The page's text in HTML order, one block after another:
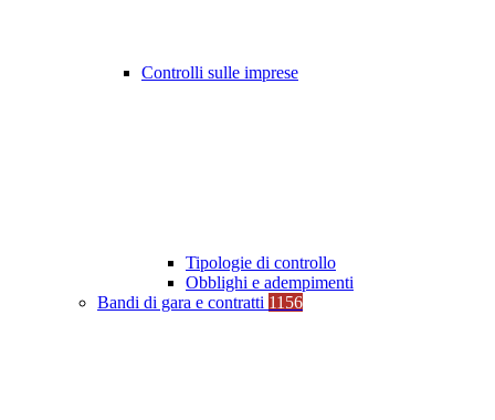
Controlli sulle imprese
Tipologie di controllo
Obblighi e adempimenti
Bandi di gara e contratti 1156